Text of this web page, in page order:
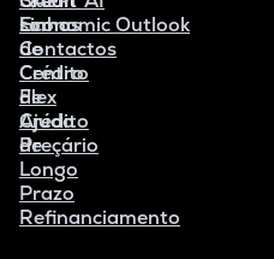
Linha
de
Crédito
Flex
Crédito
de
Longo
Prazo
Refinanciamento
somos
Contactos
Centro
de
Ajuda
Preçário
Economic Outlook